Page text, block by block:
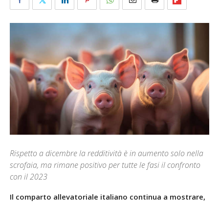
Rispetto a dicembre la redditività è in aumento solo nella
scrofaia, ma rimane positivo per tutte le fasi il confronto
con il 2023
Il comparto allevatoriale italiano continua a mostrare,